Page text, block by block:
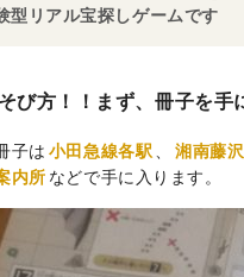
型リアル宝探しゲームです
び方！！まず、冊子を手
子は 小田急線各駅 、 湘南藤
内所 などで手に入ります。